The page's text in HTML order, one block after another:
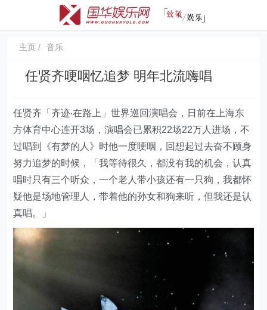
主页 音乐
任贤齐哽咽忆追梦 明年北流嗨唱
任贤齐「齐迹‧在路上」世界巡回演唱会，日前在上海东
方体育中心连开3场，演唱会已累积22场22万人进场，不
过唱到《有梦的人》时他一度哽咽，回想起过去奋不顾身
努力追梦的时候，「我等待很久，都没有我的机会，认真
唱时只有三个听众，一个老人带小孩还有一只狗，我都怀
疑他是场地管理人，带着他的孙女和狗来听，但我还是认
真唱。」